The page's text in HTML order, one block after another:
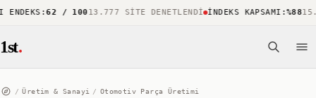
:62 / 10013.777 SITE DENETLENDI İNDEKS KAPSAMI:%88
1st.
/ Üretim & Sanayi / Otomotiv Parça Üretimi